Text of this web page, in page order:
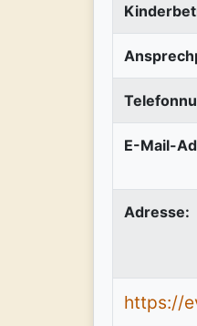
E-Mail-
Adresse:
https://